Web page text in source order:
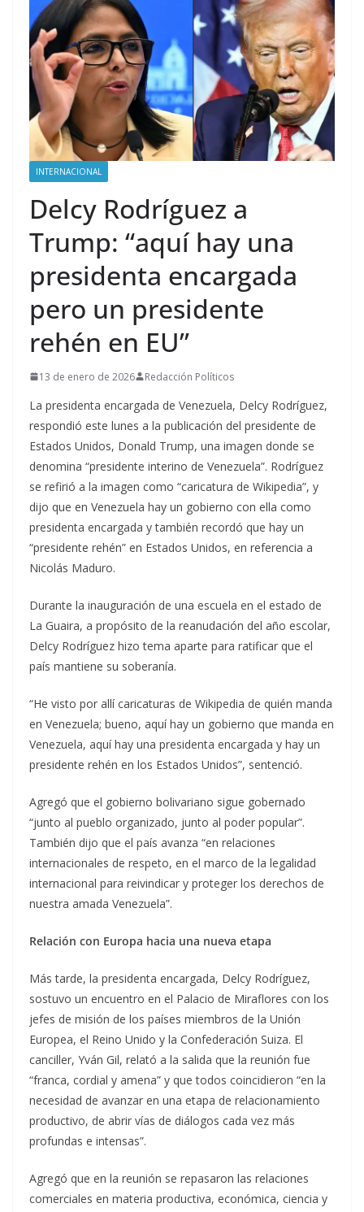
INTERNACIONAL
Delcy Rodríguez a
Trump: “aquí hay una
presidenta encargada
pero un presidente
rehén en EU”
13 de enero de 2026 Redacción Políticos
La presidenta encargada de Venezuela, Delcy Rodríguez,
respondió este lunes a la publicación del presidente de
Estados Unidos, Donald Trump, una imagen donde se
denomina “presidente interino de Venezuela”. Rodríguez
se refirió a la imagen como “caricatura de Wikipedia”, y
dijo que en Venezuela hay un gobierno con ella como
presidenta encargada y también recordó que hay un
“presidente rehén” en Estados Unidos, en referencia a
Nicolás Maduro.
Durante la inauguración de una escuela en el estado de
La Guaira, a propósito de la reanudación del año escolar,
Delcy Rodríguez hizo tema aparte para ratificar que el
país mantiene su soberanía.
“He visto por allí caricaturas de Wikipedia de quién manda
en Venezuela; bueno, aquí hay un gobierno que manda en
Venezuela, aquí hay una presidenta encargada y hay un
presidente rehén en los Estados Unidos”, sentenció.
Agregó que el gobierno bolivariano sigue gobernado
“junto al pueblo organizado, junto al poder popular”.
También dijo que el país avanza “en relaciones
internacionales de respeto, en el marco de la legalidad
internacional para reivindicar y proteger los derechos de
nuestra amada Venezuela”.
Relación con Europa hacia una nueva etapa
Más tarde, la presidenta encargada, Delcy Rodríguez,
sostuvo un encuentro en el Palacio de Miraflores con los
jefes de misión de los países miembros de la Unión
Europea, el Reino Unido y la Confederación Suiza. El
canciller, Yván Gil, relató a la salida que la reunión fue
“franca, cordial y amena” y que todos coincidieron “en la
necesidad de avanzar en una etapa de relacionamiento
productivo, de abrir vías de diálogos cada vez más
profundas e intensas”.
Agregó que en la reunión se repasaron las relaciones
comerciales en materia productiva, económica, ciencia y